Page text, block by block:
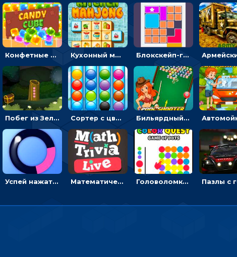
Конфетные кубики: двигать сладости в сторону, чтобы стрелять по целям Кухонный маджонг: соединять пары посуды и расчищать поле Блокскейп-головоломка: двигать блоки, чтобы достать элемент со звездой
Побег из Зеленого парка: решай ребусы, чтобы выбраться на свободу Сортер с цветными шариками: размещать в колбах по цвету Бильярдный пул: стрелять шариками, чтобы взрывать одинаковые
Успей нажать: кликай, чтобы попасть в цветной сектор круга Математическая викторина мультиплеер: решать примеры на время Головоломка Цветной квест: тапай по цветным точкам и перекрашивай поле